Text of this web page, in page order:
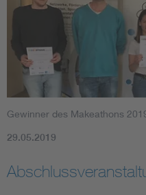
AI & Digital Trust
Health
Mobility
Gewinner des Makeathons
29.05.2019